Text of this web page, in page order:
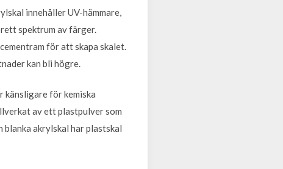
innehåller UV-hämmare,
spektrum av färger.
för att skapa skalet.
kan bli högre.
känsligare för kemiska
av ett plastpulver som
akrylskal har plastskal